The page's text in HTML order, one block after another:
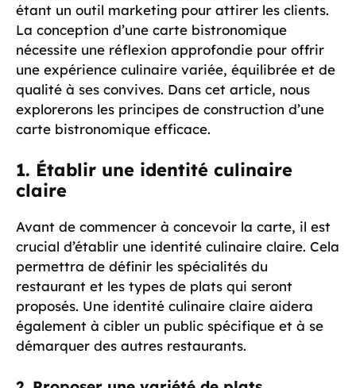
étant un outil marketing pour attirer les clients.
La conception d’une carte bistronomique
nécessite une réflexion approfondie pour offrir
une expérience culinaire variée, équilibrée et de
qualité à ses convives. Dans cet article, nous
explorerons les principes de construction d’une
carte bistronomique efficace.
1. Établir une identité culinaire
claire
Avant de commencer à concevoir la carte, il est
crucial d’établir une identité culinaire claire. Cela
permettra de définir les spécialités du
restaurant et les types de plats qui seront
proposés. Une identité culinaire claire aidera
également à cibler un public spécifique et à se
démarquer des autres restaurants.